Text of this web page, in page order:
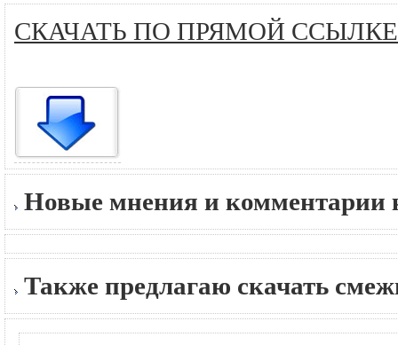
СКАЧАТЬ ПО ПРЯМОЙ ССЫЛКЕ
Новые мнения и комментарии
Также предлагаю скачать